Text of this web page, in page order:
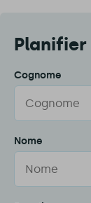
Planifier
Cognome
Nome